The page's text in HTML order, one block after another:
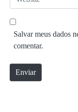
*
e
b
e
Salvar meus dados
comentar.
Enviar